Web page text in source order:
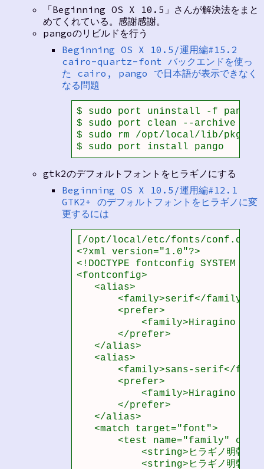
「Beginning OS X 10.5」さんが解決法をまと
めてくれている。感謝感謝。
pangoのリビルドを行う
Beginning OS X 10.5/運用編#15.2
cairo-quartz-font バックエンドを使っ
た cairo, pango で日本語が表示できなく
なる問題
$ sudo port uninstall -f pango
$ sudo port clean --archive
$ sudo rm /opt/local/lib/
$ sudo port install pango
gtk2のデフォルトフォントをヒラギノにする
Beginning OS X 10.5/運用編#12.1
GTK2+ のデフォルトフォントをヒラギノに変
更するには
[/opt/local/etc/fonts/conf.d/
<?xml version="1.0"?>
<!DOCTYPE fontconfig SYSTEM
<fontconfig>
   <alias>
       <family>serif</family>
       <prefer>
<family>Hiragino
       </prefer>
   </alias>
   <alias>
<family>sans-serif</
       <prefer>
<family>Hiragino
       </prefer>
   </alias>
   <match target="font">
<test name="family"
<string>ヒラギノ明朝
<string>ヒラギノ明朝